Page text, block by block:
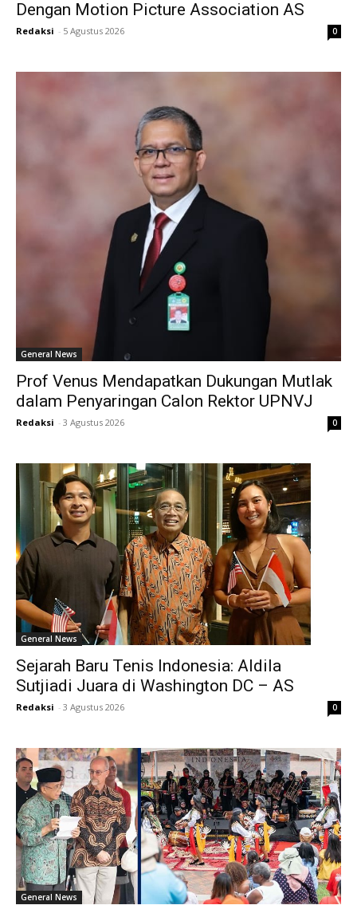
Dengan Motion Picture Association AS
Redaksi - 5 Agustus 2026 0
General News
Prof Venus Mendapatkan Dukungan Mutlak
dalam Penyaringan Calon Rektor UPNVJ
Redaksi - 3 Agustus 2026 0
General News
Sejarah Baru Tenis Indonesia: Aldila
Sutjiadi Juara di Washington DC – AS
Redaksi - 3 Agustus 2026 0
General News